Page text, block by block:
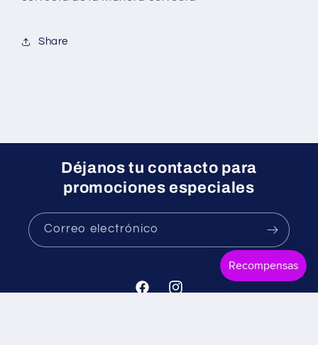
Share
Déjanos tu contacto para
promociones especiales
Correo electrónico
FacebookInstagram